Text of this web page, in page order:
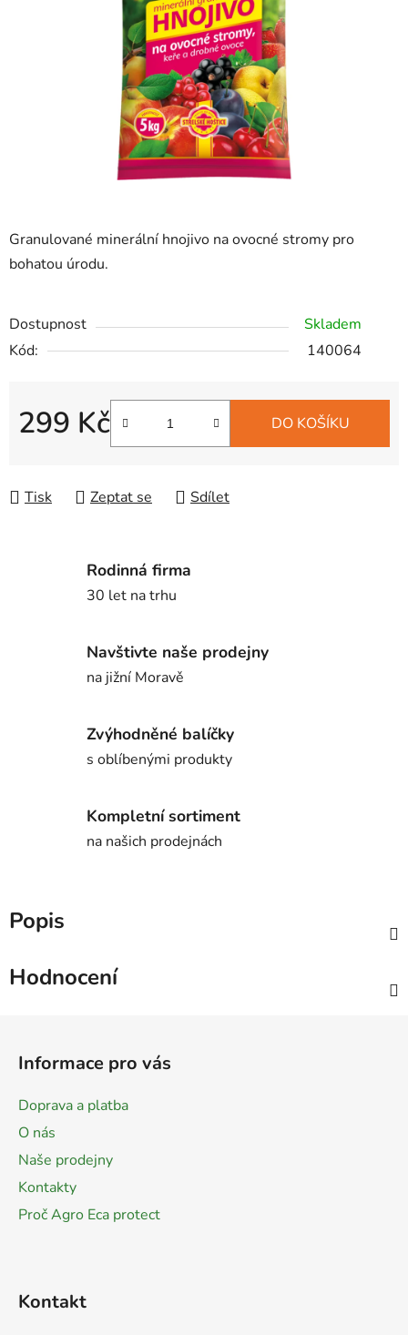
Granulované minerální hnojivo na ovocné stromy pro
bohatou úrodu.
Dostupnost
Skladem
Kód:
140064
299 Kč DO KOŠÍKU
Tisk Zeptat se Sdílet
Rodinná firma
30 let na trhu
Navštivte naše prodejny
na jižní Moravě
Zvýhodněné balíčky
s oblíbenými produkty
Kompletní sortiment
na našich prodejnách
Popis
Hodnocení
Informace pro vás
Doprava a platba
O nás
Naše prodejny
Kontakty
Proč Agro Eca protect
Kontakt